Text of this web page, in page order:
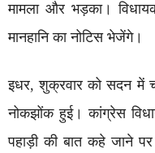
मामला और भड़का।
मानहानि का नोटिस भेजेंगे।
इधर, शुक्रवार को सदन में
नोकझोंक हुई। कांग्रेस
पहाड़ी की बात कहे जाने